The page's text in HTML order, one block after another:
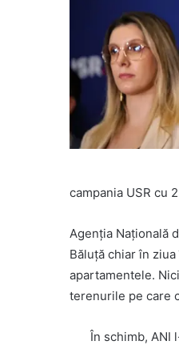
campania USR cu
Agenția Națională
Băluță chiar în
apartamentele.
terenurile pe care
În schimb, ANI